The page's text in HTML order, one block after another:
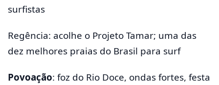
surfistas
Regência: acolhe o Projeto Tamar; uma das
dez melhores praias do Brasil para surf
Povoação: foz do Rio Doce, ondas fortes, festa